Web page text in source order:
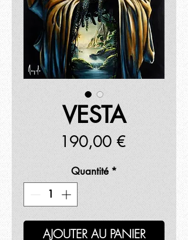
VESTA
190,00 €Prix
Quantité *
AJOUTER AU PANIER